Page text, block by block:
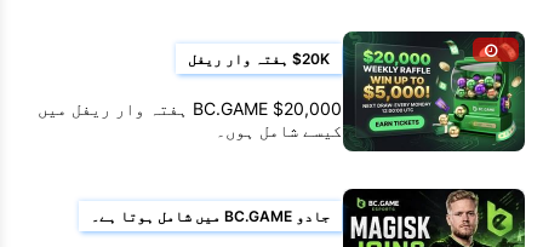
$20K ہفتہ وار ریفل
BC.GAME $20,000 ہفتہ وار ریفل میں
کیسے شامل ہوں۔
جادو BC.GAME میں شامل ہوتا ہے۔